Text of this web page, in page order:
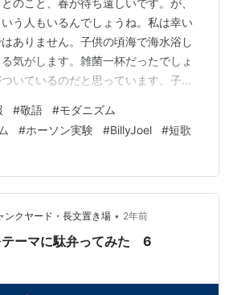
のこと、春が待ち遠しいです。が、
う人もいるんでしょうね。私は幸い
ありません。子供の頃海で海水浴し
気がします。雑菌一杯だったでしょ
いているのだと思っています。子ど
ます。それもどうかなと思ったりし
など徹底しすぎちゃうと、雑菌に触
つかない、ということなんでしょう
床舐めたりしてるよ。。。 【今回の言
「なぜ人は…
#敬語 #モダニズム
#ホーソン実験 #BillyJoel #短歌
ンクヤード・長文置き場 • 2年前
テーマに駄弁ってみた 6